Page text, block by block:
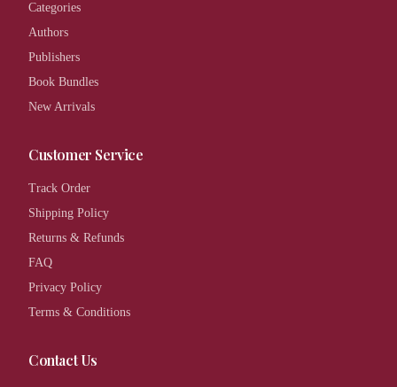
Categories
Authors
Publishers
Book Bundles
New Arrivals
Customer Service
Track Order
Shipping Policy
Returns & Refunds
FAQ
Privacy Policy
Terms & Conditions
Contact Us